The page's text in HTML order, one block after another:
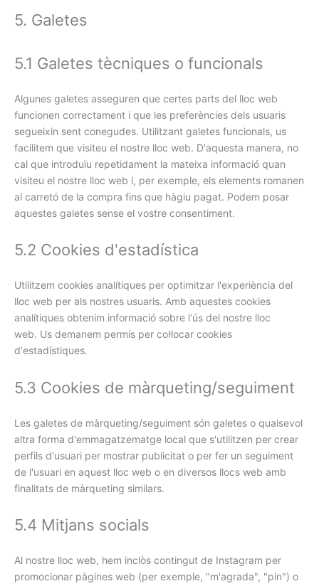
5. Galetes
5.1 Galetes tècniques o funcionals
Algunes galetes asseguren que certes parts del lloc web
funcionen correctament i que les preferències dels usuaris
segueixin sent conegudes. Utilitzant galetes funcionals, us
facilitem que visiteu el nostre lloc web. D'aquesta manera, no
cal que introduïu repetidament la mateixa informació quan
visiteu el nostre lloc web i, per exemple, els elements romanen
al carretó de la compra fins que hàgiu pagat. Podem posar
aquestes galetes sense el vostre consentiment.
5.2 Cookies d'estadística
Utilitzem cookies analítiques per optimitzar l'experiència del
lloc web per als nostres usuaris. Amb aquestes cookies
analítiques obtenim informació sobre l'ús del nostre lloc
web. Us demanem permís per col·locar cookies
d'estadístiques.
5.3 Cookies de màrqueting/seguiment
Les galetes de màrqueting/seguiment són galetes o qualsevol
altra forma d'emmagatzematge local que s'utilitzen per crear
perfils d'usuari per mostrar publicitat o per fer un seguiment
de l'usuari en aquest lloc web o en diversos llocs web amb
finalitats de màrqueting similars.
5.4 Mitjans socials
Al nostre lloc web, hem inclòs contingut de Instagram per
promocionar pàgines web (per exemple, "m'agrada", "pin") o